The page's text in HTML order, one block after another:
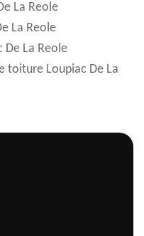
La Reole
La Reole
De La Reole
toiture Loupiac De La